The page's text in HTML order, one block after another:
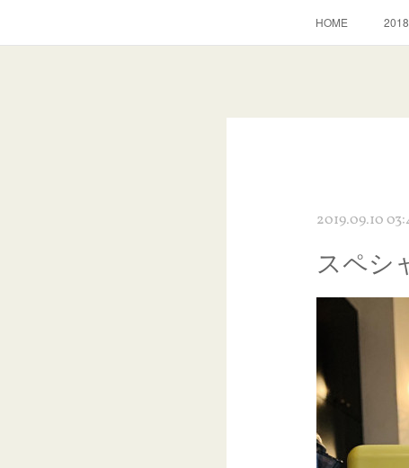
HOME
2019.09.10
スペシ